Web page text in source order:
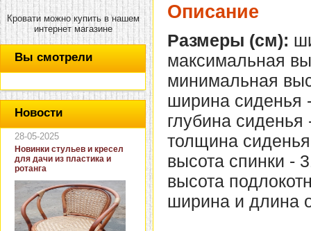
Кровати можно купить в нашем
интернет магазине
Вы смотрели
Новости
28-05-2025
Новинки стульев и кресел
для дачи из пластика и
ротанга
Описание
Размеры (см):
максимальная
минимальная
ширина сиденья
глубина сиденья
толщина
высота спинки -
высота
ширина и длина